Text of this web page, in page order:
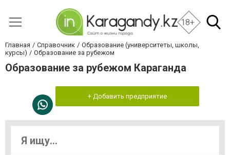
18+
Главная Справочник
Образование (университеты, школы,
курсы)
Образование за рубежом
Образование за рубежом Караганда
+ Добавить предприятие